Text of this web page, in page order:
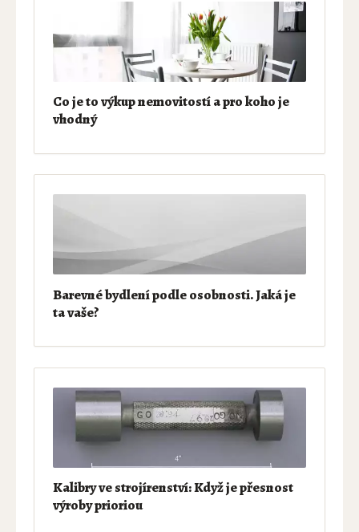
Co je to výkup nemovitostí a pro koho je
vhodný
Barevné bydlení podle osobnosti. Jaká je
ta vaše?
Kalibry ve strojírenství: Když je přesnost
výroby prioriou